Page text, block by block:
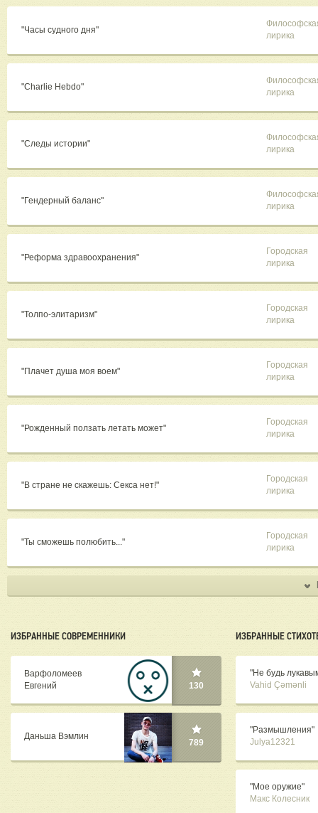
"Часы судного дня"
лирика
"Charlie Hebdo"
лирика
"Следы истории"
лирика
"Гендерный баланс"
лирика
"Реформа здравоохранения"
Городская
лирика
"Толпо-элитаризм"
Городская
лирика
"Плачет душа моя воем"
Городская
лирика
"Рожденный ползать летать может"
Городская
лирика
"В стране не скажешь: Секса нет!"
Городская
лирика
"Ты сможешь полюбить..."
Городская
лирика
ИЗБРАННЫЕ СОВРЕМЕННИКИ
Варфоломеев
Евгений
130
Даньша Вэмлин
789
ИЗБРАННЫЕ
"Не будь
Vahid Çəmənli
"Размышления"
Julya12321
"Мое оружие"
Макс Колесник